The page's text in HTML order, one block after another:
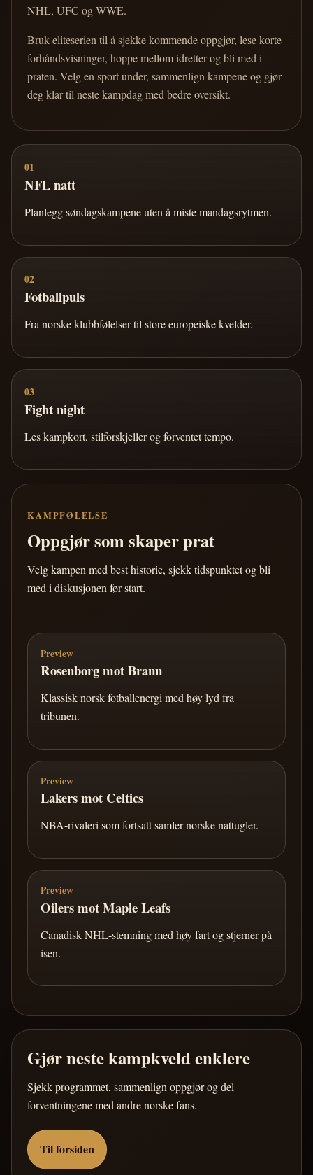
NHL, UFC og WWE.
Bruk eliteserien til å sjekke kommende oppgjør, lese korte
forhåndsvisninger, hoppe mellom idretter og bli med i
praten. Velg en sport under, sammenlign kampene og gjør
deg klar til neste kampdag med bedre oversikt.
01
NFL natt
Planlegg søndagskampene uten å miste mandagsrytmen.
02
Fotballpuls
Fra norske klubbfølelser til store europeiske kvelder.
03
Fight night
Les kampkort, stilforskjeller og forventet tempo.
KAMPFØLELSE
Oppgjør som skaper prat
Velg kampen med best historie, sjekk tidspunktet og bli
med i diskusjonen før start.
Preview
Rosenborg mot Brann
Klassisk norsk fotballenergi med høy lyd fra
tribunen.
Preview
Lakers mot Celtics
NBA-rivaleri som fortsatt samler norske nattugler.
Preview
Oilers mot Maple Leafs
Canadisk NHL-stemning med høy fart og stjerner på
isen.
Gjør neste kampkveld enklere
Sjekk programmet, sammenlign oppgjør og del
forventningene med andre norske fans.
Til forsiden